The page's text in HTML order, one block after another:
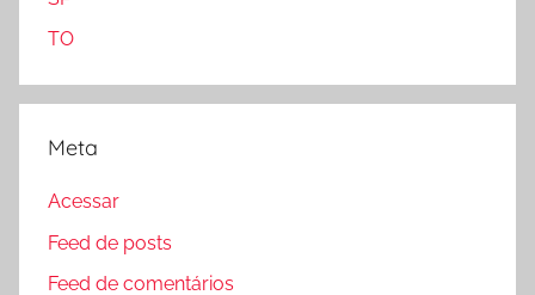
TO
Meta
Acessar
Feed de posts
Feed de comentários